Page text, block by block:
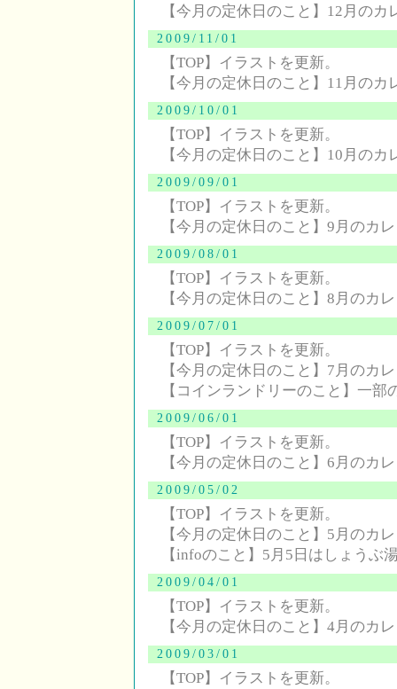
【今月の定休日のこと】12月のカ
2009/11/01
【TOP】イラストを更新。
【今月の定休日のこと】11月のカ
2009/10/01
【TOP】イラストを更新。
【今月の定休日のこと】10月のカ
2009/09/01
【TOP】イラストを更新。
【今月の定休日のこと】9月のカ
2009/08/01
【TOP】イラストを更新。
【今月の定休日のこと】8月のカ
2009/07/01
【TOP】イラストを更新。
【今月の定休日のこと】7月のカ
【コインランドリーのこと】一
2009/06/01
【TOP】イラストを更新。
【今月の定休日のこと】6月のカ
2009/05/02
【TOP】イラストを更新。
【今月の定休日のこと】5月のカ
【infoのこと】5月5日はしょうぶ
2009/04/01
【TOP】イラストを更新。
【今月の定休日のこと】4月のカ
2009/03/01
【TOP】イラストを更新。